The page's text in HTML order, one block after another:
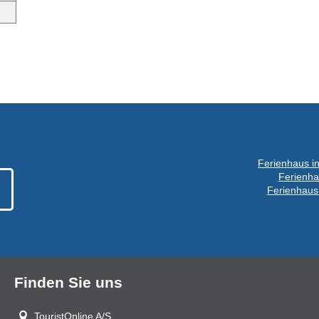
Ferienhaus
Finden Sie uns
TouristOnline A/S